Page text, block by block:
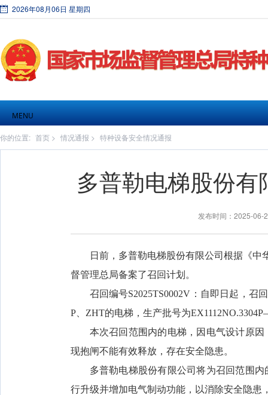
2026年08月06日 星期四
MENU
你的位置: 首页 > 情况通报 > 特种设备安全情况通报
多普勒电梯股份
发布时间：2025-
日前，多普勒电梯股份有限公司根据《中
督管理总局备案了召回计划。
召回编号S2025TS0002V：自即日起，召
P、ZHT的电梯，生产批号为
本次召回范围内的电梯，因电气设计原
现抱闸不能有效释放，存在安全隐患。
多普勒电梯股份有限公司将为召回范围
行升级并增加电气制动功能，以消除安全隐